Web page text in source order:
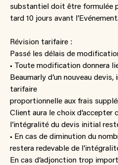
substantiel doit être formulée
tard 10 jours avant
Révision tarifaire :
Passé les délais de
• Toute modification donnera
Beaumarly d’un nouveau
tarifaire
proportionnelle aux frais
Client aura le choix d’accepter
l’intégralité du devis initial
• En cas de diminution du
restera redevable de
En cas d’adjonction trop